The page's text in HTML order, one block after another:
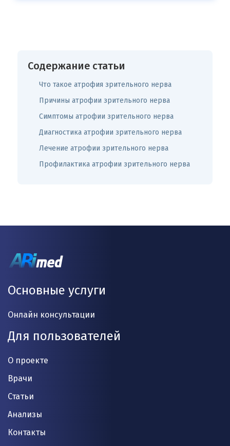
Содержание статьи
Что такое атрофия зрительного нерва
Причины атрофии зрительного нерва
Симптомы атрофии зрительного нерва
Диагностика атрофии зрительного нерва
Лечение атрофии зрительного нерва
Профилактика атрофии зрительного нерва
Основные услуги
Онлайн консультации
Для пользователей
О проекте
Врачи
Статьи
Анализы
Контакты